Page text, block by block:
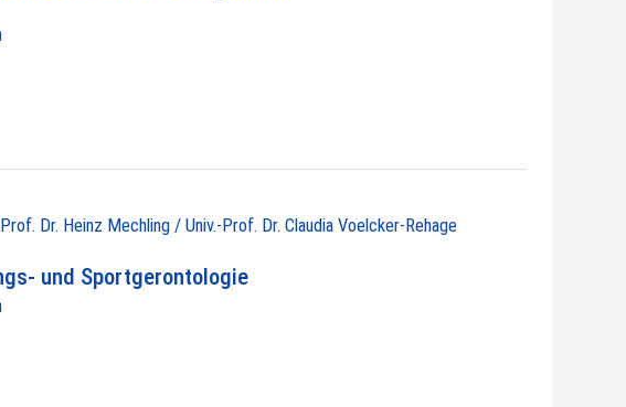
Dr. Heinz Mechling / Univ.-Prof. Dr. Claudia Voelcker-Rehage
und Sportgerontologie